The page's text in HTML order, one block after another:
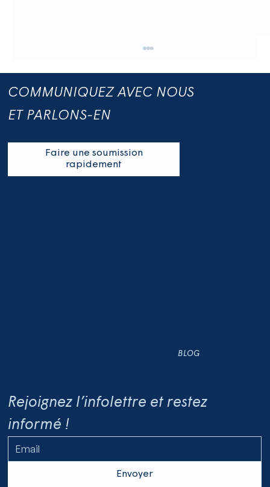
COMMUNIQUEZ AVEC NOUS
ET PARLONS-EN
Faire une soumission
rapidement
BLOG
Rejoignez l’infolettre et restez
informé !
Envoyer